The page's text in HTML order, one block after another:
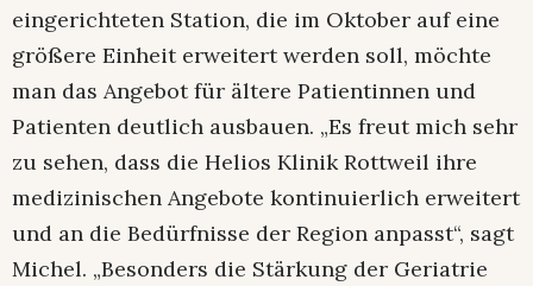
eingerichteten Station, die im Oktober auf eine
größere Einheit erweitert werden soll, möchte
man das Angebot für ältere Patientinnen und
Patienten deutlich ausbauen. „Es freut mich sehr
zu sehen, dass die Helios Klinik Rottweil ihre
medizinischen Angebote kontinuierlich erweitert
und an die Bedürfnisse der Region anpasst“, sagt
Michel. „Besonders die Stärkung der Geriatrie